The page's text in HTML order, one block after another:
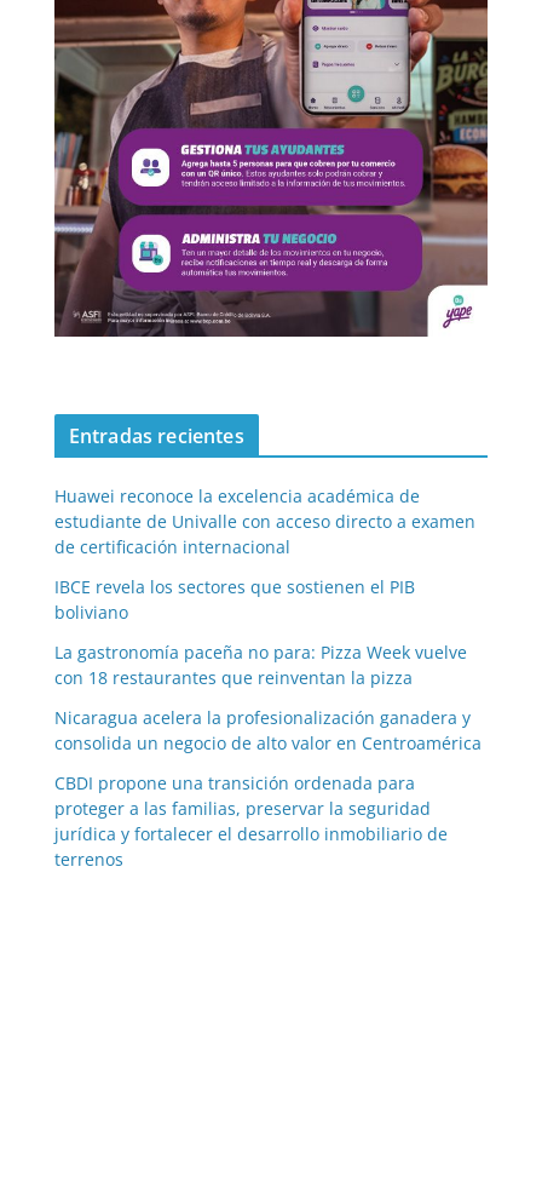
Entradas recientes
Huawei reconoce la excelencia académica de
estudiante de Univalle con acceso directo a examen
de certificación internacional
IBCE revela los sectores que sostienen el PIB
boliviano
La gastronomía paceña no para: Pizza Week vuelve
con 18 restaurantes que reinventan la pizza
Nicaragua acelera la profesionalización ganadera y
consolida un negocio de alto valor en Centroamérica
CBDI propone una transición ordenada para
proteger a las familias, preservar la seguridad
jurídica y fortalecer el desarrollo inmobiliario de
terrenos